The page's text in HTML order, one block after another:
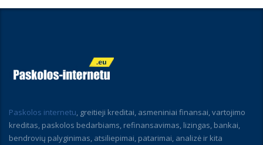
Paskolos internetu, greitieji kreditai, asmeniniai finansai, vartojimo
kreditas, paskolos bedarbiams, refinansavimas, lizingas, bankai,
bendrovių palyginimas, atsiliepimai, patarimai, analizė ir kita